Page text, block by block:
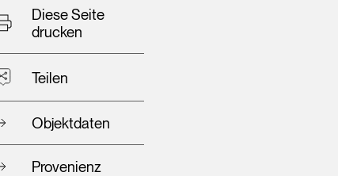
Diese Seite
drucken
Teilen
Objektdaten
Provenienz